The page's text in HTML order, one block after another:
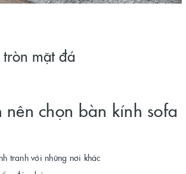
mặt đá
chọn bàn kính sofa
tranh với những nơi khác